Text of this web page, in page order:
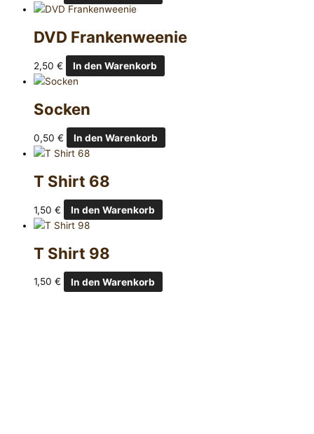
DVD Frankenweenie
2,50 € In den Warenkorb
Socken
0,50 € In den Warenkorb
T Shirt 68
1,50 € In den Warenkorb
T Shirt 98
1,50 € In den Warenkorb